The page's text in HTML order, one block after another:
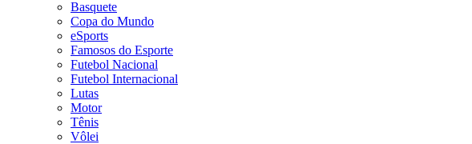
Basquete
Copa do Mundo
eSports
Famosos do Esporte
Futebol Nacional
Futebol Internacional
Lutas
Motor
Tênis
Vôlei